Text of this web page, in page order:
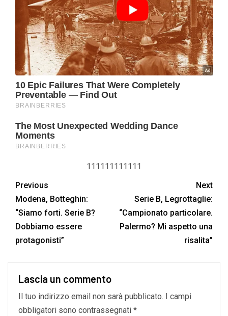
111111111111
Previous
Modena, Botteghin:
“Siamo forti. Serie B?
Dobbiamo essere
protagonisti”
Next
Serie B, Legrottaglie:
“Campionato particolare.
Palermo? Mi aspetto una
risalita”
Lascia un commento
Il tuo indirizzo email non sarà pubblicato.
I campi
obbligatori sono contrassegnati *